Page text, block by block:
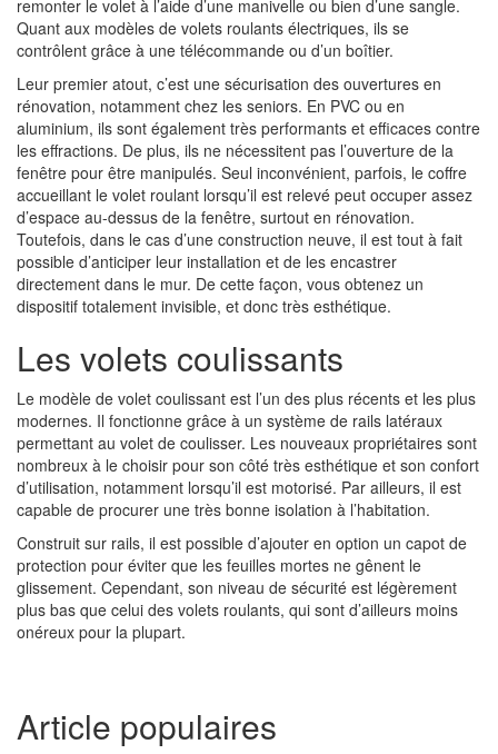
remonter le volet à l’aide d’une manivelle ou bien d’une sangle.
Quant aux modèles de volets roulants électriques, ils se
contrôlent grâce à une télécommande ou d’un boîtier.
Leur premier atout, c’est une sécurisation des ouvertures en
rénovation, notamment chez les seniors. En PVC ou en
aluminium, ils sont également très performants et efficaces contre
les effractions. De plus, ils ne nécessitent pas l’ouverture de la
fenêtre pour être manipulés. Seul inconvénient, parfois, le coffre
accueillant le volet roulant lorsqu’il est relevé peut occuper assez
d’espace au-dessus de la fenêtre, surtout en rénovation.
Toutefois, dans le cas d’une construction neuve, il est tout à fait
possible d’anticiper leur installation et de les encastrer
directement dans le mur. De cette façon, vous obtenez un
dispositif totalement invisible, et donc très esthétique.
Les volets coulissants
Le modèle de volet coulissant est l’un des plus récents et les plus
modernes. Il fonctionne grâce à un système de rails latéraux
permettant au volet de coulisser. Les nouveaux propriétaires sont
nombreux à le choisir pour son côté très esthétique et son confort
d’utilisation, notamment lorsqu’il est motorisé. Par ailleurs, il est
capable de procurer une très bonne isolation à l’habitation.
Construit sur rails, il est possible d’ajouter en option un capot de
protection pour éviter que les feuilles mortes ne gênent le
glissement. Cependant, son niveau de sécurité est légèrement
plus bas que celui des volets roulants, qui sont d’ailleurs moins
onéreux pour la plupart.
Article populaires